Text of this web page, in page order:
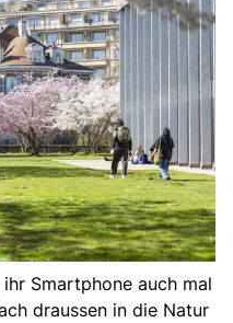
Smartphone auch mal
draussen in die Natur